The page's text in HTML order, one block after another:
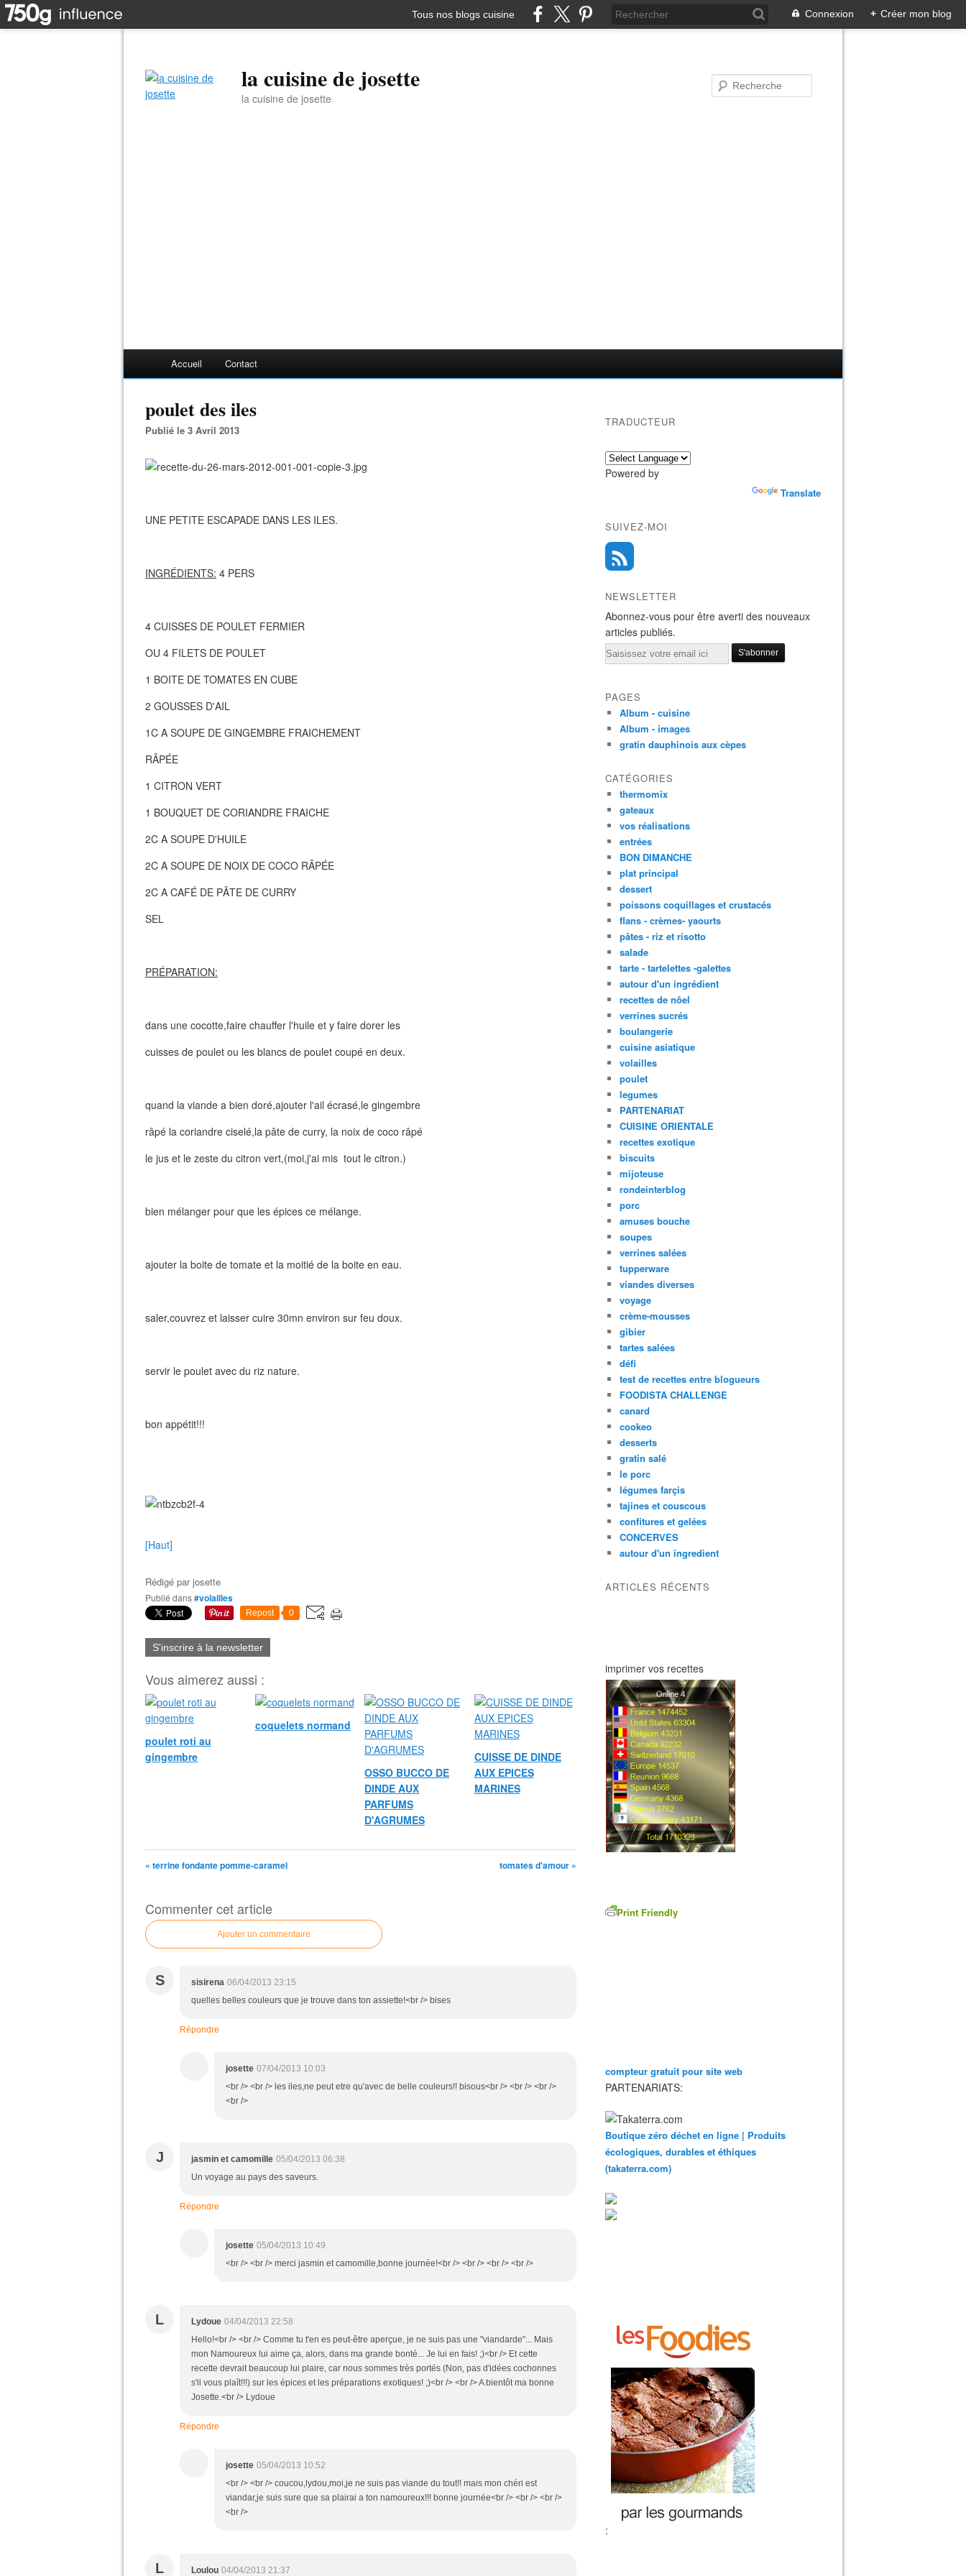
Tous nos blogs cuisine Connexion + Créer mon blog
la cuisine de josette
la cuisine de josette
Accueil Contact
poulet des iles
Publié le 3 Avril 2013
UNE PETITE ESCAPADE DANS LES ILES.
INGRÉDIENTS: 4 PERS
4 CUISSES DE POULET FERMIER
OU 4 FILETS DE POULET
1 BOITE DE TOMATES EN CUBE
2 GOUSSES D'AIL
1C A SOUPE DE GINGEMBRE FRAICHEMENT
RÂPÉE
1 CITRON VERT
1 BOUQUET DE CORIANDRE FRAICHE
2C A SOUPE D'HUILE
2C A SOUPE DE NOIX DE COCO RÂPÉE
2C A CAFÉ DE PÂTE DE CURRY
SEL
PRÉPARATION:
dans une cocotte,faire chauffer l'huile et y faire dorer les
cuisses de poulet ou les blancs de poulet coupé en deux.
quand la viande a bien doré,ajouter l'ail écrasé,le gingembre
râpé la coriandre ciselé,la pâte de curry, la noix de coco râpé
le jus et le zeste du citron vert,(moi,j'ai mis tout le citron.)
bien mélanger pour que les épices ce mélange.
ajouter la boite de tomate et la moitié de la boite en eau.
saler,couvrez et laisser cuire 30mn environ sur feu doux.
servir le poulet avec du riz nature.
bon appétit!!!
[Haut]
Rédigé parjosette
Publié dans#volailles
Repost 0
S'inscrire à la newsletter
Vous aimerez aussi :
poulet roti au
gingembre
coquelets normand
OSSO BUCCO DE
DINDE AUX
PARFUMS
D'AGRUMES
CUISSE DE DINDE
AUX EPICES
MARINES
« terrine fondante pomme-caramel tomates d'amour »
Commenter cet article
Ajouter un commentaire
S sisirena 06/04/2013 23:15
quelles belles couleurs que je trouve dans ton assiette!<br /> bises
Répondre
josette 07/04/2013 10:03
<br /> <br /> les iles,ne peut etre qu'avec de belle couleurs!! bisous<br /> <br /> <br />
<br />
J jasmin et camomille 05/04/2013 06:38
Un voyage au pays des saveurs.
Répondre
josette 05/04/2013 10:49
<br /> <br /> merci jasmin et camomille,bonne journée!<br /> <br /> <br /> <br />
L Lydoue 04/04/2013 22:58
Hello!<br /> <br /> Comme tu t'en es peut-être aperçue, je ne suis pas une "viandarde"... Mais
mon Namoureux lui aime ça, alors, dans ma grande bonté... Je lui en fais! ;)<br /> Et cette
recette devrait beaucoup lui plaire, car nous sommes très portés (Non, pas d'idées cochonnes
s'il vous plaît!!!) sur les épices et les préparations exotiques! ;)<br /> <br /> A bientôt ma bonne
Josette.<br /> Lydoue
Répondre
josette 05/04/2013 10:52
<br /> <br /> coucou,lydou,moi,je ne suis pas viande du tout!! mais mon chéri est
viandar,je suis sure que sa plairai a ton namoureux!!! bonne journée<br /> <br /> <br />
<br />
L Loulou 04/04/2013 21:37
TRADUCTEUR
Powered by
Translate
SUIVEZ-MOI
NEWSLETTER
Abonnez-vous pour être averti des nouveaux
articles publiés.
Email
PAGES
Album - cuisine
Album - images
gratin dauphinois aux cèpes
CATÉGORIES
thermomix
gateaux
vos réalisations
entrées
BON DIMANCHE
plat principal
dessert
poissons coquillages et crustacés
flans - crèmes- yaourts
pâtes - riz et risotto
salade
tarte - tartelettes -galettes
autour d'un ingrédient
recettes de nôel
verrines sucrés
boulangerie
cuisine asiatique
volailles
poulet
legumes
PARTENARIAT
CUISINE ORIENTALE
recettes exotique
biscuits
mijoteuse
rondeinterblog
porc
amuses bouche
soupes
verrines salées
tupperware
viandes diverses
voyage
crème-mousses
gibier
tartes salées
défi
test de recettes entre blogueurs
FOODISTA CHALLENGE
canard
cookeo
desserts
gratin salé
le porc
légumes farçis
tajines et couscous
confitures et gelées
CONCERVES
autour d'un ingredient
ARTICLES RÉCENTS
imprimer vos recettes
Print Friendly
compteur gratuit pour site web
PARTENARIATS:
Boutique zéro déchet en ligne | Produits
écologiques, durables et éthiques
(takaterra.com)
: